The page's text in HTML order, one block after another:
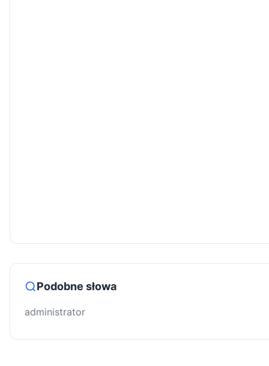
Podobne słowa
administrator